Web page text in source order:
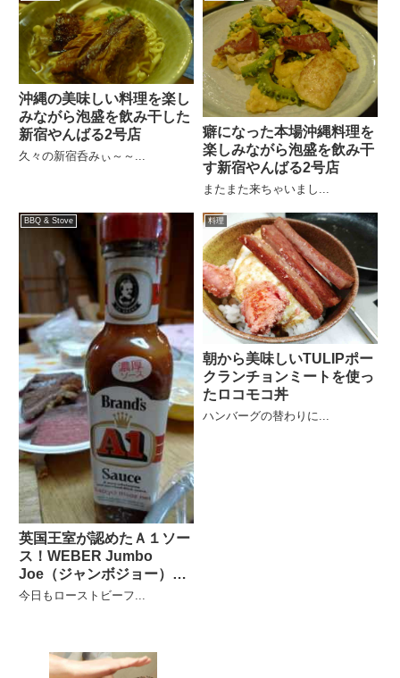
沖縄の美味しい料理を楽し
みながら泡盛を飲み干した
新宿やんばる2号店
久々の新宿呑みぃ～～...
癖になった本場沖縄料理を
楽しみながら泡盛を飲み干
す新宿やんばる2号店
またまた来ちゃいまし...
BBQ & Stove
英国王室が認めたＡ１ソー
ス！WEBER Jumbo
Joe（ジャンボジョー）で
ローストビーフ
今日もローストビーフ...
料理
朝から美味しいTULIPポー
クランチョンミートを使っ
たロコモコ丼
ハンバーグの替わりに...